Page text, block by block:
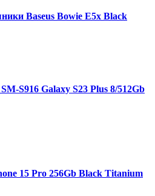
Baseus Bowie E5x Black
S916 Galaxy S23 Plus 8/512Gb
15 Pro 256Gb Black Titanium